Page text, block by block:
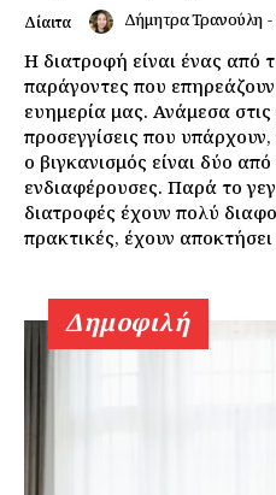
Δίαιτα Δήμητρα Τρανούλη -
Η διατροφή είναι ένας από
παράγοντες που
ευημερία μας. Ανάμεσα
προσεγγίσεις που
ο βιγκανισμός είναι δύο από
ενδιαφέρουσες. Παρά το
διατροφές έχουν πολύ
πρακτικές, έχουν αποκτήσει
Δημοφιλή